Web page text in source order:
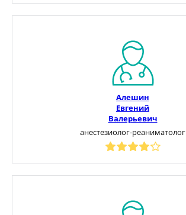
Алешин
Евгений
Валерьевич
анестезиолог-реаниматолог